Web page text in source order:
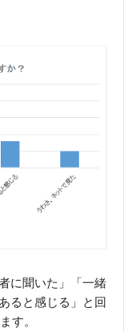
に聞いた」「一緒
ると感じる」と回
す。